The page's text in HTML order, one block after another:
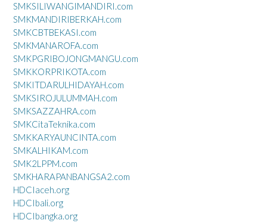
SMKSILIWANGIMANDIRI.com
SMKMANDIRIBERKAH.com
SMKCBTBEKASI.com
SMKMANAROFA.com
SMKPGRIBOJONGMANGU.com
SMKKORPRIKOTA.com
SMKITDARULHIDAYAH.com
SMKSIROJULUMMAH.com
SMKSAZZAHRA.com
SMKCitaTeknika.com
SMKKARYAUNCINTA.com
SMKALHIKAM.com
SMK2LPPM.com
SMKHARAPANBANGSA2.com
HDCIaceh.org
HDCIbali.org
HDCIbangka.org